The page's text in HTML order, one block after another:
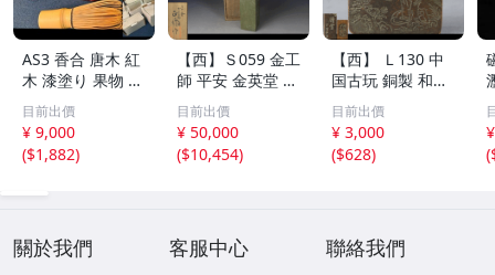
AS3 香合 唐木 紅
木 漆塗り 果物 野
菜 7点 未使用 茶
道具 小物
目前出價
¥ 9,000
($1,882)
【西】Ｓ059 金工
師 平安 金英堂 正
修 銅製 四方 花器
共箱
目前出價
¥ 50,000
($10,454)
【西】 Ｌ130 中
国古玩 銅製 和興
松彫 蓋物 唐物
目前出價
¥ 3,000
($628)
(
關於我們 客服中心 聯絡我們